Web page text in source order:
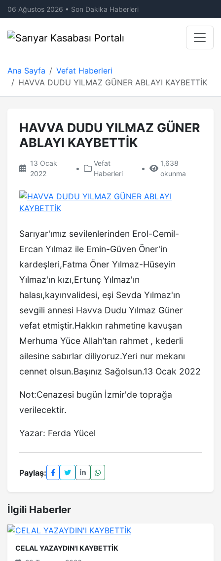
06 Ağustos 2026 • Son Dakika Haberleri
Ana Sayfa
Vefat Haberleri
HAVVA DUDU YILMAZ GÜNER ABLAYI KAYBETTİK
HAVVA DUDU YILMAZ GÜNER
ABLAYI KAYBETTİK
13 Ocak
2022
•
Vefat
Haberleri
•
1,638
okunma
Sarıyar'ımız sevilenlerinden Erol-Cemil-
Ercan Yılmaz ile Emin-Güven Öner'in
kardeşleri,Fatma Öner Yılmaz-Hüseyin
Yılmaz'ın kızı,Ertunç Yılmaz'ın
halası,kayınvalidesi, eşi Sevda Yılmaz'ın
sevgili annesi Havva Dudu Yılmaz Güner
vefat etmiştir.Hakkın rahmetine kavuşan
Merhuma Yüce Allah’tan rahmet , kederli
ailesine sabırlar diliyoruz.Yeri nur mekanı
cennet olsun.Başınız Sağolsun.13 Ocak 2022
Not:Cenazesi bugün İzmir'de toprağa
verilecektir.
Yazar: Ferda Yücel
Paylaş:
İlgili Haberler
CELAL YAZAYDIN'I KAYBETTİK